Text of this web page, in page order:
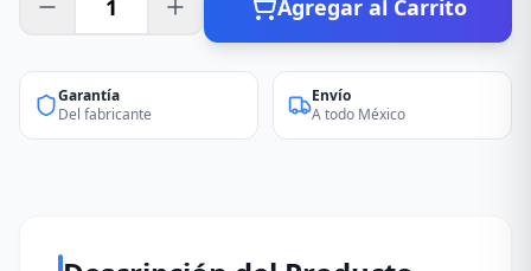
Agregar al Carrito
Garantía
Del fabricante
Envío
A todo México